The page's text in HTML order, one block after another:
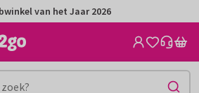
van het Jaar 2026